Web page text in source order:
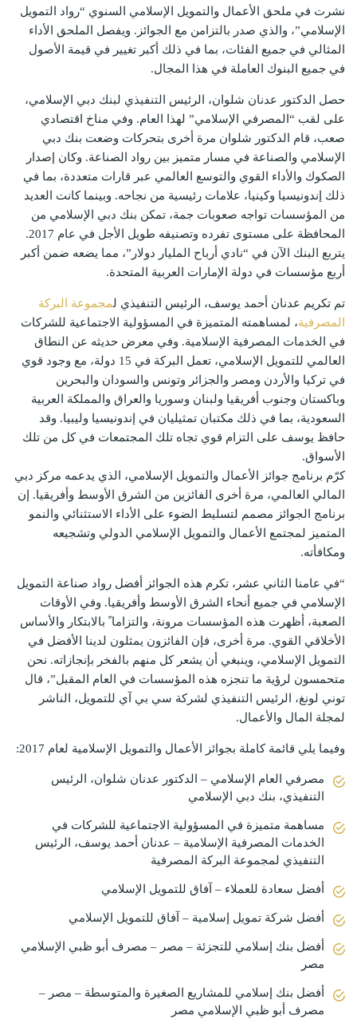
نشرت في ملحق الأعمال والتمويل الإسلامي السنوي “رواد التمويل
الإسلامي”، والذي صدر بالتزامن مع الجوائز. ويفصل الملحق الأداء
المثالي في جميع الفئات، بما في ذلك أكبر تغيير في قيمة الأصول
في جميع البنوك العاملة في هذا المجال.
حصل الدكتور عدنان شلوان، الرئيس التنفيذي لبنك دبي الإسلامي،
على لقب “المصرفي الإسلامي” لهذا العام. وفي مناخ اقتصادي
صعب، قام الدكتور شلوان مرة أخرى بتحركات وضعت بنك دبي
الإسلامي والصناعة في مسار متميز بين رواد الصناعة. وكان إصدار
الصكوك والأداء القوي والتوسع العالمي عبر قارات متعددة، بما في
ذلك إندونيسيا وكينيا، علامات رئيسية من نجاحه. وبينما كانت العديد
من المؤسسات تواجه صعوبات جمة، تمكن بنك دبي الإسلامي من
المحافظة على مستوى تفرده وتصنيفه طويل الأجل في عام 2017.
يتربع البنك الآن في “نادي أرباح المليار دولار”، مما يضعه ضمن أكبر
أربع مؤسسات في دولة الإمارات العربية المتحدة.
تم تكريم عدنان أحمد يوسف، الرئيس التنفيذي لمجموعة البركة
المصرفية، لمساهمته المتميزة في المسؤولية الاجتماعية للشركات
في الخدمات المصرفية الإسلامية. وفي معرض حديثه عن النطاق
العالمي للتمويل الإسلامي، تعمل البركة في 15 دولة، مع وجود قوي
في تركيا والأردن ومصر والجزائر وتونس والسودان والبحرين
وباكستان وجنوب أفريقيا ولبنان وسوريا والعراق والمملكة العربية
السعودية، بما في ذلك مكتبان تمثيليان في إندونيسيا وليبيا. وقد
حافظ يوسف على التزام قوي تجاه تلك المجتمعات في كل من تلك
الأسواق.
كرّم برنامج جوائز الأعمال والتمويل الإسلامي، الذي يدعمه مركز دبي
المالي العالمي، مرة أخرى الفائزين من الشرق الأوسط وأفريقيا. إن
برنامج الجوائز مصمم لتسليط الضوء على الأداء الاستثنائي والنمو
المتميز لمجتمع الأعمال والتمويل الإسلامي الدولي وتشجيعه
ومكافأته.
“في عامنا الثاني عشر، تكرم هذه الجوائز أفضل رواد صناعة التمويل
الإسلامي في جميع أنحاء الشرق الأوسط وأفريقيا. وفي الأوقات
الصعبة، أظهرت هذه المؤسسات مرونة، والتزاما ً بالابتكار والأساس
الأخلاقي القوي. مرة أخرى، فإن الفائزون يمثلون لدينا الأفضل في
التمويل الإسلامي، وينبغي أن يشعر كل منهم بالفخر بإنجازاته. نحن
متحمسون لرؤية ما تنجزه هذه المؤسسات في العام المقبل”، قال
توني لونغ، الرئيس التنفيذي لشركة سي بي آي للتمويل، الناشر
لمجلة المال والأعمال.
وفيما يلي قائمة كاملة بجوائز الأعمال والتمويل الإسلامية لعام 2017:
مصرفي العام الإسلامي – الدكتور عدنان شلوان، الرئيس
التنفيذي، بنك دبي الإسلامي
مساهمة متميزة في المسؤولية الاجتماعية للشركات في
الخدمات المصرفية الإسلامية – عدنان أحمد يوسف، الرئيس
التنفيذي لمجموعة البركة المصرفية
أفضل سعادة للعملاء – آفاق للتمويل الإسلامي
أفضل شركة تمويل إسلامية – آفاق للتمويل الإسلامي
أفضل بنك إسلامي للتجزئة – مصر – مصرف أبو ظبي الإسلامي
مصر
أفضل بنك إسلامي للمشاريع الصغيرة والمتوسطة – مصر –
مصرف أبو ظبي الإسلامي مصر